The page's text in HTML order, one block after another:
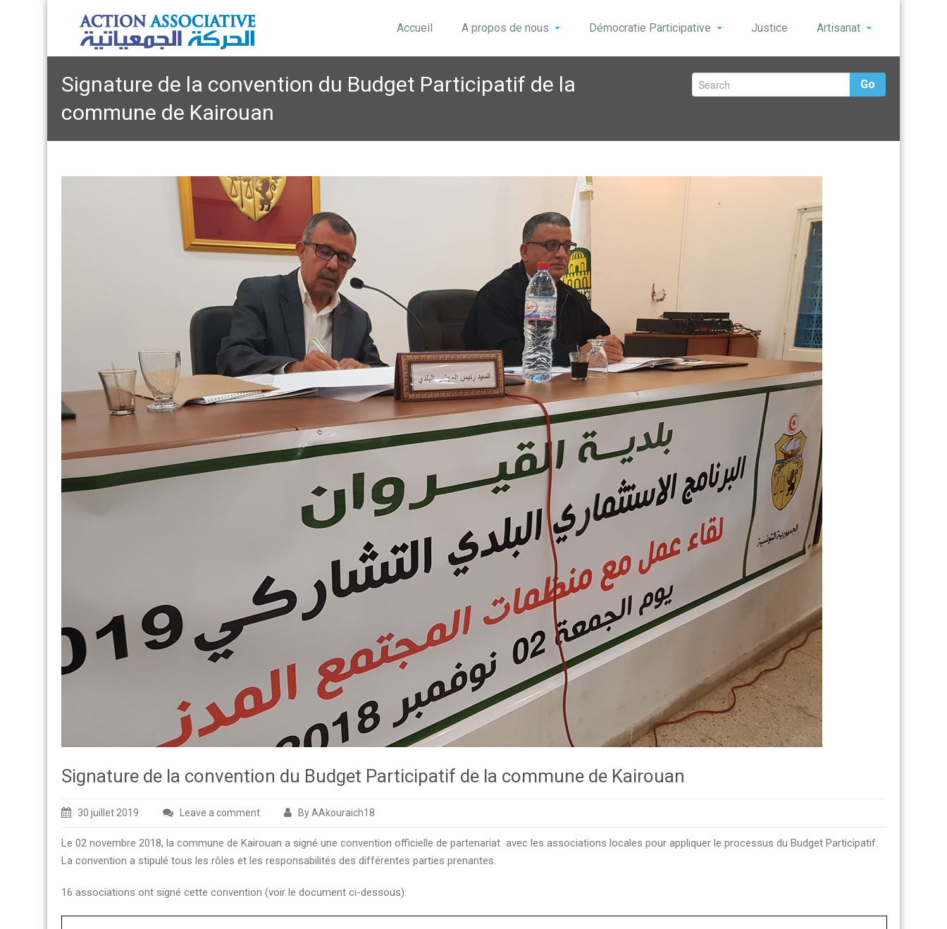
Accueil A propos de nous Démocratie Participative Justice Artisanat
Signature de la convention du Budget Participatif de la
commune de Kairouan
Go
Signature de la convention du Budget Participatif de la commune de Kairouan
30 juillet 2019 Leave a comment By AAkouraich18
Le 02 novembre 2018, la commune de Kairouan a signé une convention officielle de partenariat avec les associations locales pour appliquer le processus du Budget Participatif.
La convention a stipulé tous les rôles et les responsabilités des différentes parties prenantes.
16 associations ont signé cette convention (voir le document ci-dessous).